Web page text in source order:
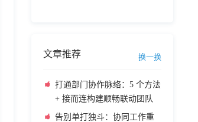
文章推荐 换一换
打通部门协作脉络：5 个方法
+ 接而连构建顺畅联动团队
告别单打独斗：协同工作重